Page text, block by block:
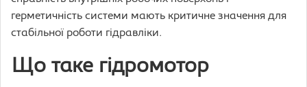
герметичність системи мають критичне значення для
стабільної роботи гідравліки.
Що таке гідромотор